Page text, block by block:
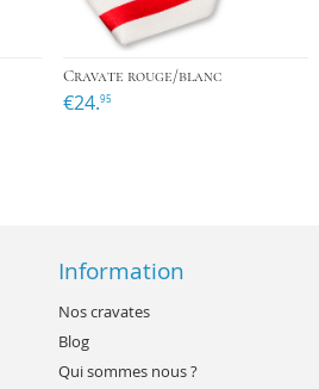
Cravate rouge/blanc
€24.95
Information
Nos cravates
Blog
Qui sommes nous ?